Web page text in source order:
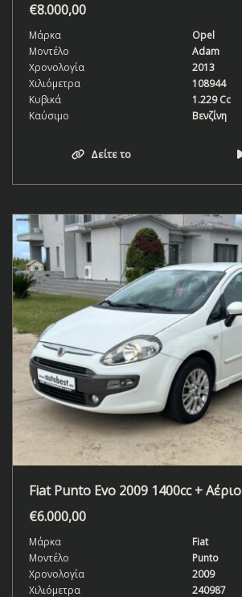
€8.000,00
Μάρκα
Opel
Μοντέλο
Adam
Χρονολογία
2013
Χιλιόμετρα
108944
Κυβικά
1.229 Cc
Καύσιμο
Βενζίνη
Δείτε το
Fiat Punto Evo 2009 1400cc +
€6.000,00
Μάρκα
Fiat
Μοντέλο
Punto
Χρονολογία
2009
Χιλιόμετρα
240987